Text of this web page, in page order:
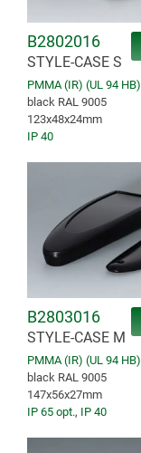
B2802016
STYLE-CASE S
PMMA (IR) (UL 94 HB)
black RAL 9005
123x48x24mm
IP 40
B2803016
STYLE-CASE M
PMMA (IR) (UL 94 HB)
black RAL 9005
147x56x27mm
IP 65 opt., IP 40